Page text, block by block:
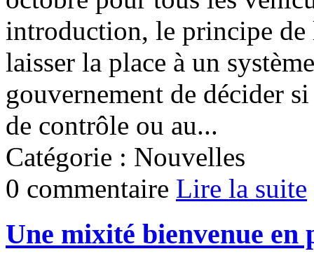
introduction, le principe
laisser la place à un
gouvernement de décider
de contrôle ou au...
Catégorie : Nouvelles
0 commentaire Lire la suite
Une mixité bienvenue en